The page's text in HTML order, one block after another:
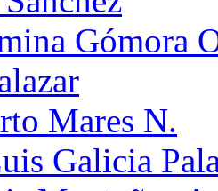
Gómora
Mares N.
Galicia